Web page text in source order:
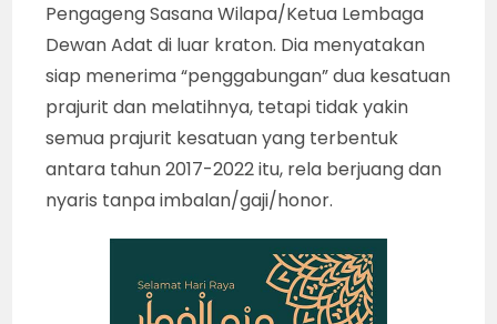
Pengageng Sasana Wilapa/Ketua Lembaga
Dewan Adat di luar kraton. Dia menyatakan
siap menerima “penggabungan” dua kesatuan
prajurit dan melatihnya, tetapi tidak yakin
semua prajurit kesatuan yang terbentuk
antara tahun 2017-2022 itu, rela berjuang dan
nyaris tanpa imbalan/gaji/honor.